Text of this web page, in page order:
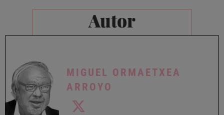
Autor
MIGUEL ORMAETXEA
ARROYO